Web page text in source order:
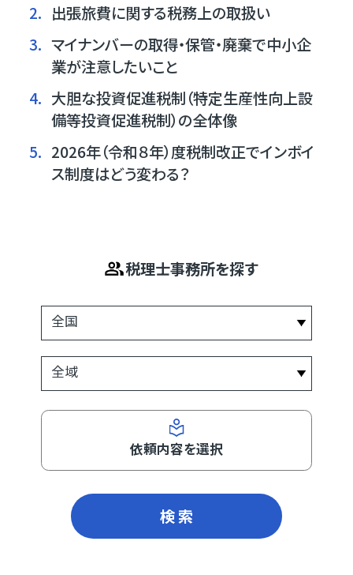
2. 出張旅費に関する税務上の取扱い
3. マイナンバーの取得・保管・廃棄で中小企
業が注意したいこと
4. 大胆な投資促進税制（特定生産性向上設
備等投資促進税制）の全体像
5. 2026年（令和８年）度税制改正でインボイ
ス制度はどう変わる？
税理士事務所を探す
依頼内容を選択
検 索